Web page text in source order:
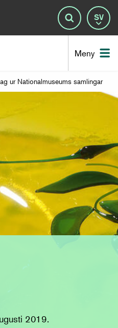
Meny
Sök
ur Nationalmuseums samlingar
2019.